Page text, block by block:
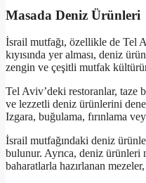
Masada Deniz Ürünleri
İsrail mutfağı, özellikle de Tel
kıyısında yer alması, deniz
zengin ve çeşitli mutfak
Tel Aviv’deki restoranlar, taze
ve lezzetli deniz ürünlerini
Izgara, buğulama, fırınlama
İsrail mutfağındaki deniz
bulunur. Ayrıca, deniz ürünleri
baharatlarla hazırlanan